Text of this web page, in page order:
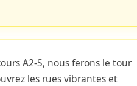
A2-S, nous ferons le tour
les rues vibrantes et